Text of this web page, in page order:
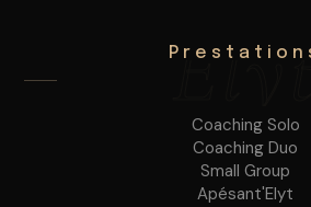
Coaching Solo
Coaching Duo
Small Group
Apésant'Elyt